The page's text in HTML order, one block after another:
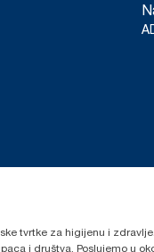
tvrtke za higijenu i
i društva. Poslujemo u